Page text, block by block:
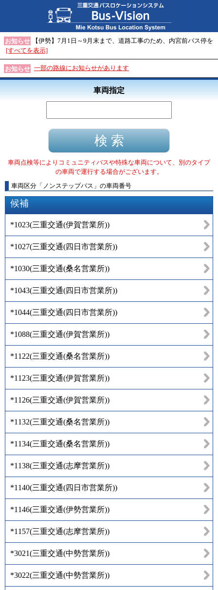
お知らせ
【伊勢】7月1日～9月末まで、道路工事のため、内宮前バス停を
[すべてを表示]
お知らせ 一部の路線にお知らせがあります
車両指定
車両点検等によりコミュニティバスや特殊な車両について、別のタイプ
の車両で運行する場合がございます。
車両区分 「 ノンステップバス 」 の車両番号
候補
*1023(三重交通(伊賀営業所))
*1027(三重交通(四日市営業所))
*1030(三重交通(桑名営業所))
*1043(三重交通(四日市営業所))
*1044(三重交通(四日市営業所))
*1088(三重交通(伊賀営業所))
*1122(三重交通(桑名営業所))
*1123(三重交通(伊賀営業所))
*1126(三重交通(伊賀営業所))
*1132(三重交通(桑名営業所))
*1134(三重交通(桑名営業所))
*1138(三重交通(志摩営業所))
*1140(三重交通(四日市営業所))
*1146(三重交通(伊勢営業所))
*1157(三重交通(志摩営業所))
*3021(三重交通(中勢営業所))
*3022(三重交通(中勢営業所))